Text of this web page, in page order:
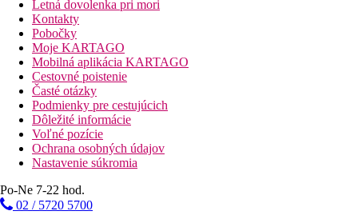
Letná dovolenka pri mori
Kontakty
Pobočky
Moje KARTAGO
Mobilná aplikácia KARTAGO
Cestovné poistenie
Časté otázky
Podmienky pre cestujúcich
Dôležité informácie
Voľné pozície
Ochrana osobných údajov
Nastavenie súkromia
Po-Ne 7-22 hod.
02 / 5720 5700